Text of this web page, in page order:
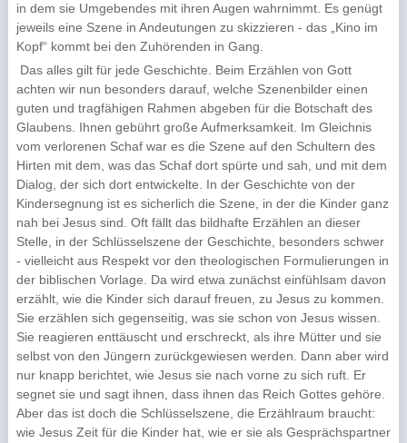
in dem sie Umgebendes mit ihren Augen wahrnimmt. Es genügt
jeweils eine Szene in Andeutungen zu skizzieren - das „Kino im
Kopf“ kommt bei den Zuhörenden in Gang.
Das alles gilt für jede Geschichte. Beim Erzählen von Gott
achten wir nun besonders darauf, welche Szenenbilder einen
guten und tragfähigen Rahmen abgeben für die Botschaft des
Glaubens. Ihnen gebührt große Aufmerksamkeit. Im Gleichnis
vom verlorenen Schaf war es die Szene auf den Schultern des
Hirten mit dem, was das Schaf dort spürte und sah, und mit dem
Dialog, der sich dort entwickelte. In der Geschichte von der
Kindersegnung ist es sicherlich die Szene, in der die Kinder ganz
nah bei Jesus sind. Oft fällt das bildhafte Erzählen an dieser
Stelle, in der Schlüsselszene der Geschichte, besonders schwer
- vielleicht aus Respekt vor den theologischen Formulierungen in
der biblischen Vorlage. Da wird etwa zunächst einfühlsam davon
erzählt, wie die Kinder sich darauf freuen, zu Jesus zu kommen.
Sie erzählen sich gegenseitig, was sie schon von Jesus wissen.
Sie reagieren enttäuscht und erschreckt, als ihre Mütter und sie
selbst von den Jüngern zurückgewiesen werden. Dann aber wird
nur knapp berichtet, wie Jesus sie nach vorne zu sich ruft. Er
segnet sie und sagt ihnen, dass ihnen das Reich Gottes gehöre.
Aber das ist doch die Schlüsselszene, die Erzählraum braucht:
wie Jesus Zeit für die Kinder hat, wie er sie als Gesprächspartner